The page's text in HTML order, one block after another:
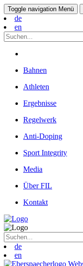
Toggle navigation Menü
de
en
Bahnen
Athleten
Ergebnisse
Regelwerk
Anti-Doping
Sport Integrity
Media
Über FIL
Kontakt
de
en